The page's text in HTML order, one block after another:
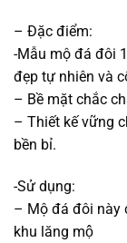
– Đặc điểm:
-Mẫu mộ đá đôi
đẹp tự nhiên và
– Bề mặt chắc
– Thiết kế vững
bền bỉ.
-Sử dụng:
– Mộ đá đôi này
khu lăng mộ